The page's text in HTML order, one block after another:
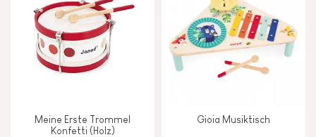
Meine Erste Trommel
Konfetti (Holz)
Gioia Musiktisch